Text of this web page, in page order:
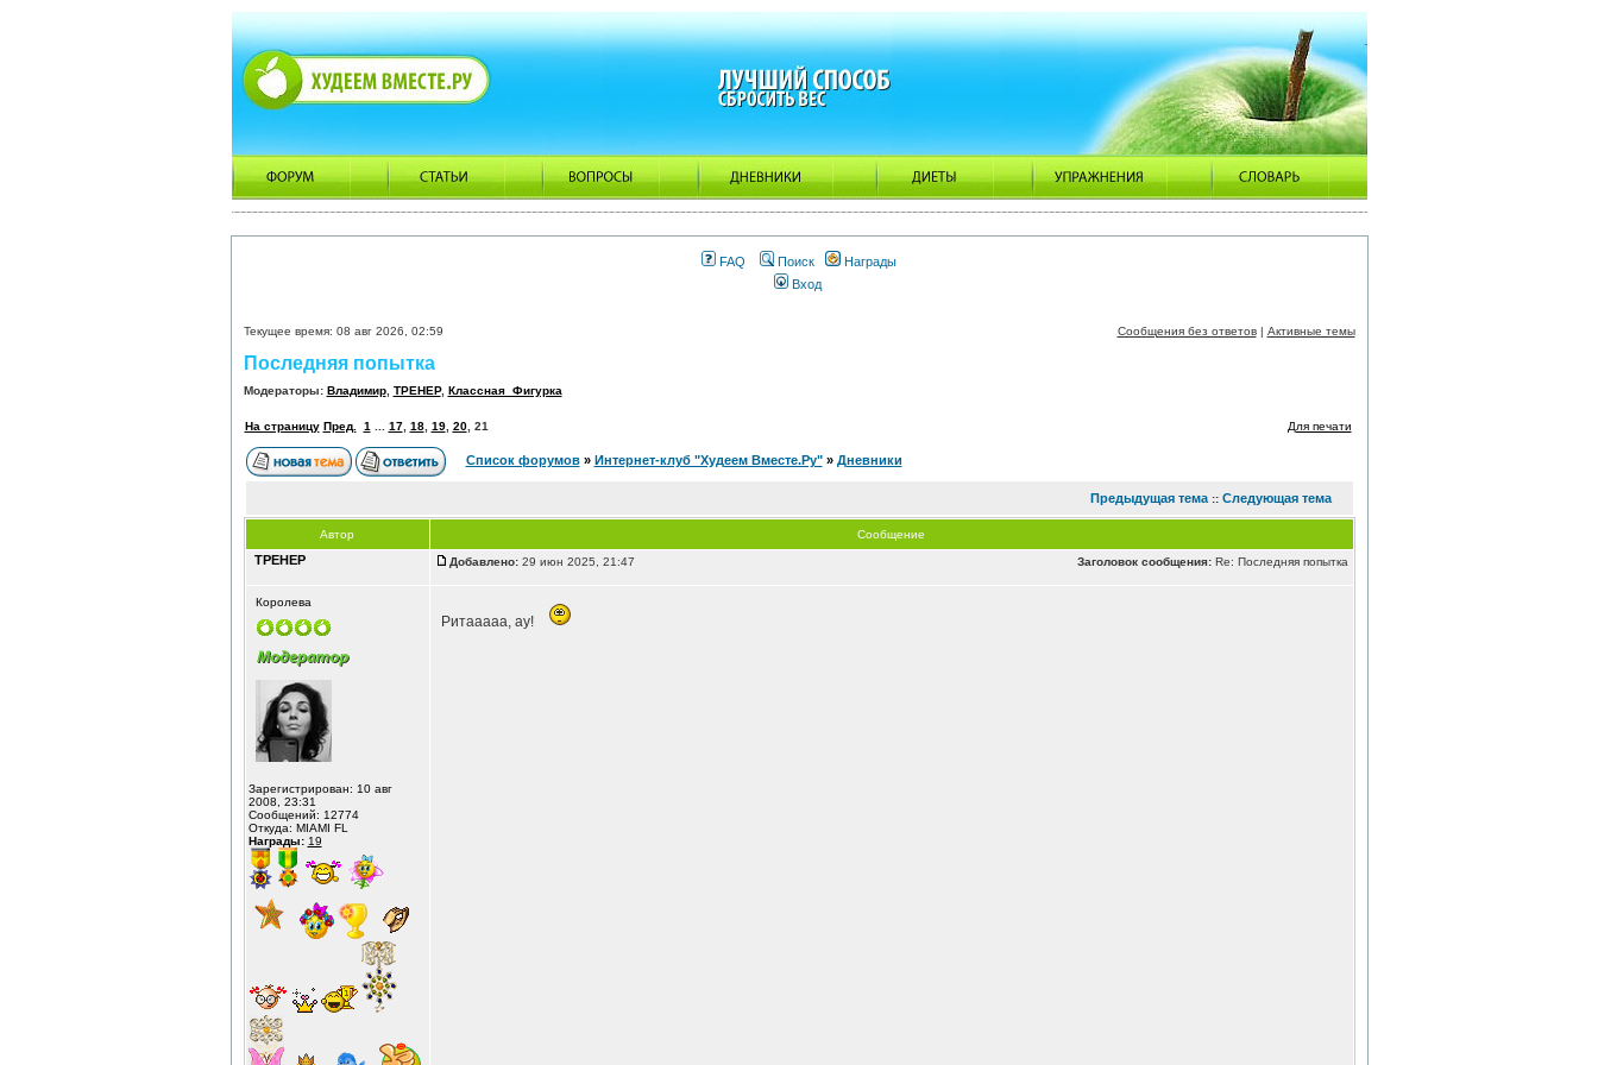
FAQ Поиск
Награды
Вход
Текущее время: 08 авг 2026, 02:59 Сообщения без ответов| Активные темы
Последняя попытка
Модераторы: Владимир, ТРЕНЕР, Классная_Фигурка
На страницу Пред. 1 17, 18, 19, 20, 21 Для печати
Список форумов» Интернет-клуб "Худеем Вместе.Ру"» Дневники
Предыдущая тема:: Следующая тема
Автор Сообщение
ТРЕНЕР Заголовок сообщения:Re: Последняя попытка
Добавлено:29 июн 2025, 21:47
Королева
Зарегистрирован: 10 авг
2008, 23:31
Сообщений: 12774
Откуда: MIAMI FL
Награды: 19
Ритааааа, ау!